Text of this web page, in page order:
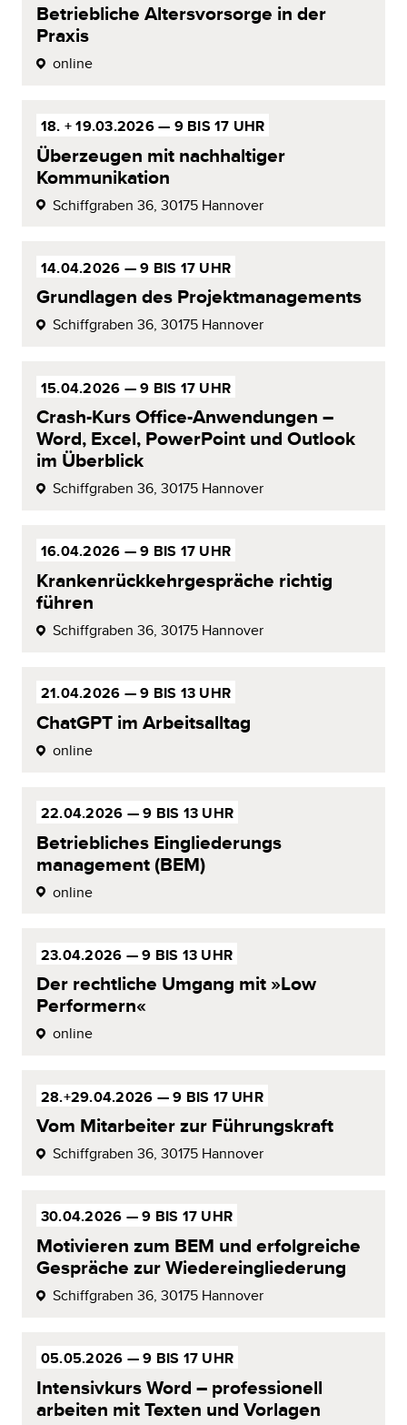
Betriebliche Altersvorsorge in der
Praxis
online
18. + 19.03.2026 — 9 BIS 17 UHR
Überzeugen mit nachhaltiger
Kommunikation
Schiffgraben 36, 30175 Hannover
14.04.2026 —9 BIS 17 UHR
Grundlagen des Projektmanagements
Schiffgraben 36, 30175 Hannover
15.04.2026 —9 BIS 17 UHR
Crash-KursOffice-Anwen­dungen –
Word, Excel, PowerPoint und Outlook
im Überblick
Schiffgraben 36, 30175 Hannover
16.04.2026 —9 BIS 17 UHR
Krankenrückkehrgespräche richtig
führen
Schiffgraben 36, 30175 Hannover
21.04.2026 —9 BIS 13 UHR
ChatGPT im Arbeitsalltag
online
22.04.2026 —9 BIS 13 UHR
Betriebliches Eingliederungs­
management (BEM)
online
23.04.2026 —9 BIS 13 UHR
Der rechtliche Umgang mit »Low
Performern«
online
28.+29.04.2026 —9 BIS 17 UHR
Vom Mitarbeiter zur Führungskraft
Schiffgraben 36, 30175 Hannover
30.04.2026 —9 BIS 17 UHR
Motivieren zum BEM und erfolg­reiche
Gespräche zur Wiedereingliederung
Schiffgraben 36, 30175 Hannover
05.05.2026 —9 BIS 17 UHR
IntensivkursWord – professionell
arbeiten mit Texten und Vorlagen